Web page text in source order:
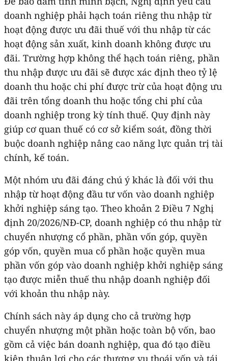
doanh nghiệp phải hạch toán riêng thu nhập từ
hoạt động được ưu đãi thuế với thu nhập từ các
hoạt động sản xuất, kinh doanh không được ưu
đãi. Trường hợp không thể hạch toán riêng, phần
thu nhập được ưu đãi sẽ được xác định theo tỷ lệ
doanh thu hoặc chi phí được trừ của hoạt động ưu
đãi trên tổng doanh thu hoặc tổng chi phí của
doanh nghiệp trong kỳ tính thuế. Quy định này
giúp cơ quan thuế có cơ sở kiểm soát, đồng thời
buộc doanh nghiệp nâng cao năng lực quản trị tài
chính, kế toán.
Một nhóm ưu đãi đáng chú ý khác là đối với thu
nhập từ hoạt động đầu tư vốn vào doanh nghiệp
khởi nghiệp sáng tạo. Theo khoản 2 Điều 7 Nghị
định 20/2026/NĐ-CP, doanh nghiệp có thu nhập từ
chuyển nhượng cổ phần, phần vốn góp, quyền
góp vốn, quyền mua cổ phần hoặc quyền mua
phần vốn góp vào doanh nghiệp khởi nghiệp sáng
tạo được miễn thuế thu nhập doanh nghiệp đối
với khoản thu nhập này.
Chính sách này áp dụng cho cả trường hợp
chuyển nhượng một phần hoặc toàn bộ vốn, bao
gồm cả việc bán doanh nghiệp, qua đó tạo điều
kiện thuận lợi cho các thương vụ thoái vốn và tái